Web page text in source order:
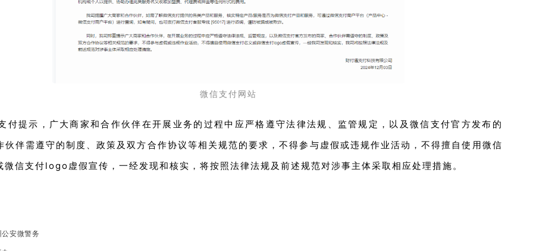
微信支付网站
付提示，广大商家和合作伙伴在开展业务的过程中应严格遵守法律法规、监管规定，以及微信支付官方发布的
伙伴需遵守的制度、政策及双方合作协议等相关规范的要求，不得参与虚假或违规作业活动，不得擅自使用微信
微信支付logo虚假宣传，一经发现和核实，将按照法律法规及前述规范对涉事主体采取相应处理措施。
安微警务